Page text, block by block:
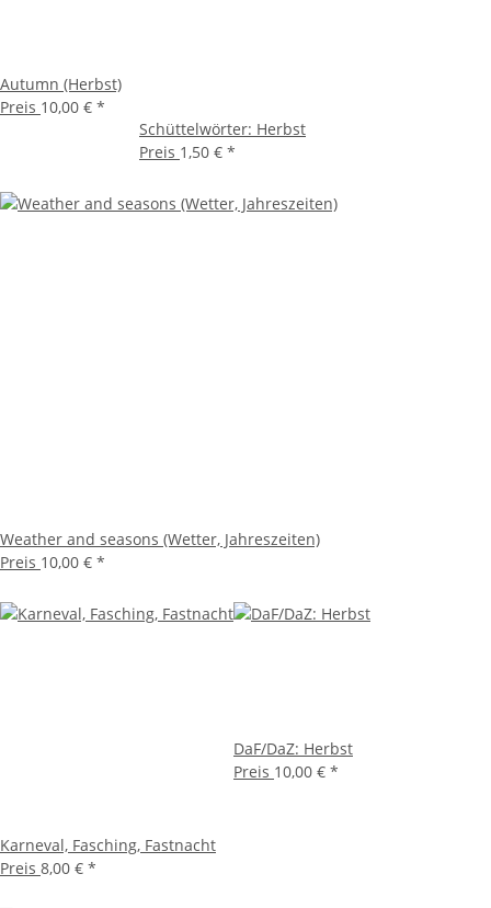
Autumn (Herbst)
Preis 10,00 € *
Schüttelwörter: Herbst
Preis 1,50 € *
Weather and seasons (Wetter, Jahreszeiten)
Preis 10,00 € *
Karneval, Fasching, Fastnacht
Preis 8,00 € *
DaF/DaZ: Herbst
Preis 10,00 € *